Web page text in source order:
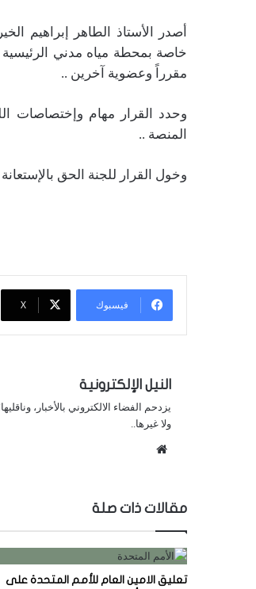
خاصة بمحطة مياه مدني الرئيسية
مقرراً وعضوية آخرين ..
وحدد القرار مهام وإختصاصات
المنصة ..
وخول القرار للجنة الحق
فيسبوك X
النيل الإلكترونية
يزدحم الفضاء الالكتروني بالأخبار،
ولا غيرها..
مقالات ذات صلة
تعليق الامين العام للأمم المتحدة على